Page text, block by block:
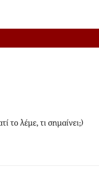
εντοπίστηκε στη
το λέμε, τι σημαίνει;)